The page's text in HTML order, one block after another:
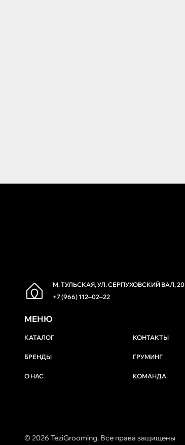
М. ТУЛЬСКАЯ, УЛ. СЕРПУХОВСКИЙ ВАЛ, 20
+7 (966) 112‒02‒22
МЕНЮ
КАТАЛОГ КОНТАКТЫ
БРЕНДЫ ГРУМИНГ
О НАС КОМАНДА
© 2026 TeziGrooming. Все права защищены